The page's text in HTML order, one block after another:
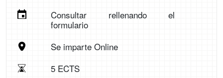
Consultar rellenando el
formulario
Se imparte Online
5 ECTS